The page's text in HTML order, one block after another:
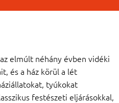
elmúlt néhány évben vidéki
és a ház körül a lét
tyúkokat
festészeti eljárásokkal,